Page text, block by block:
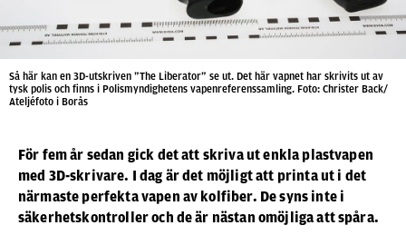
Så här kan en 3D-utskriven ”The Liberator” se ut. Det här vapnet har skrivits ut av
tysk polis och finns i Polismyndighetens vapenreferenssamling. Foto: Christer Back/
Ateljéfoto i Borås
För fem år sedan gick det att skriva ut enkla plastvapen
med 3D-skrivare. I dag är det möjligt att printa ut i det
närmaste perfekta vapen av kolfiber. De syns inte i
säkerhetskontroller och de är nästan omöjliga att spåra.